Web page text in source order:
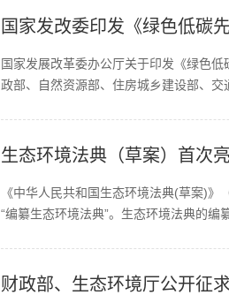
国家发改委印发《绿色低碳
国家发展改革委办公厅关于印发《绿色
政部、自然资源部、住房城乡建设部、交
生态环境法典（草案）首次
《中华人民共和国生态环境法典(草案)
“编纂生态环境法典”。生态环境法典的编
财政部、生态环境厅公开征